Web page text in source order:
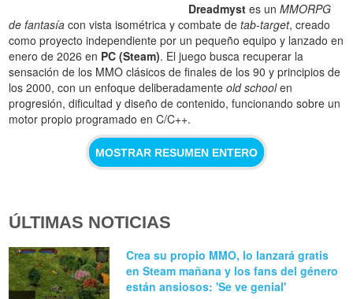
Dreadmyst es unMMORPG
de fantasía con vista isométrica y combate detab-target, creado
como proyecto independiente por un pequeño equipo y lanzado en
enero de 2026 en PC (Steam). El juego busca recuperar la
sensación de los MMO clásicos de finales de los 90 y principios de
los 2000, con un enfoque deliberadamenteold schoolen
progresión, dificultad y diseño de contenido, funcionando sobre un
motor propio programado en C/C++.
MOSTRAR RESUMEN ENTERO
ÚLTIMAS NOTICIAS
Crea su propio MMO, lo lanzará gratis
en Steam mañana y los fans del género
están ansiosos: 'Se ve genial'